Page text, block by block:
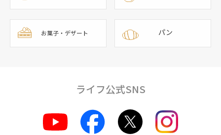
お菓子・デザート パン
ライフ公式SNS